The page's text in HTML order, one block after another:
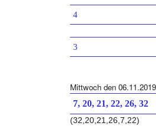
4
3
Mittwoch den 06.11.2019
7, 20, 21, 22, 26, 32
(32,20,21,26,7,22)